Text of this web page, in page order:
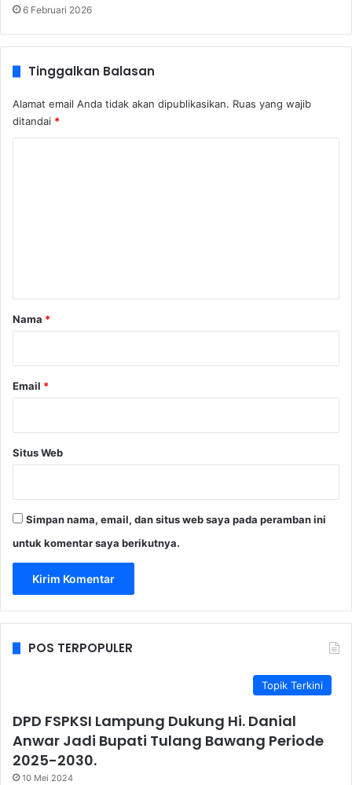
6 Februari 2026
Tinggalkan Balasan
Alamat email Anda tidak akan dipublikasikan. Ruas yang wajib
ditandai *
rNama *
Email *
Situs Web
Simpan nama, email, dan situs web saya pada peramban ini
untuk komentar saya berikutnya.
POS TERPOPULER
Topik Terkini
DPD FSPKSI Lampung Dukung Hi. Danial
Anwar Jadi Bupati Tulang Bawang Periode
2025-2030.
10 Mei 2024